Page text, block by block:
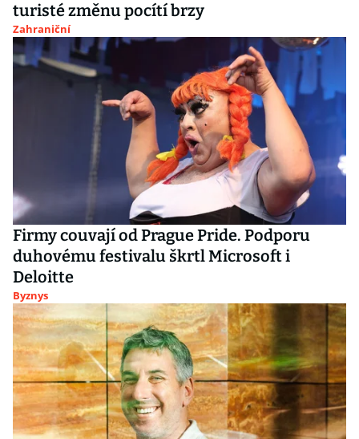
turisté změnu pocítí brzy
Zahraniční
Firmy couvají od Prague Pride. Podporu
duhovému festivalu škrtl Microsoft i
Deloitte
Byznys